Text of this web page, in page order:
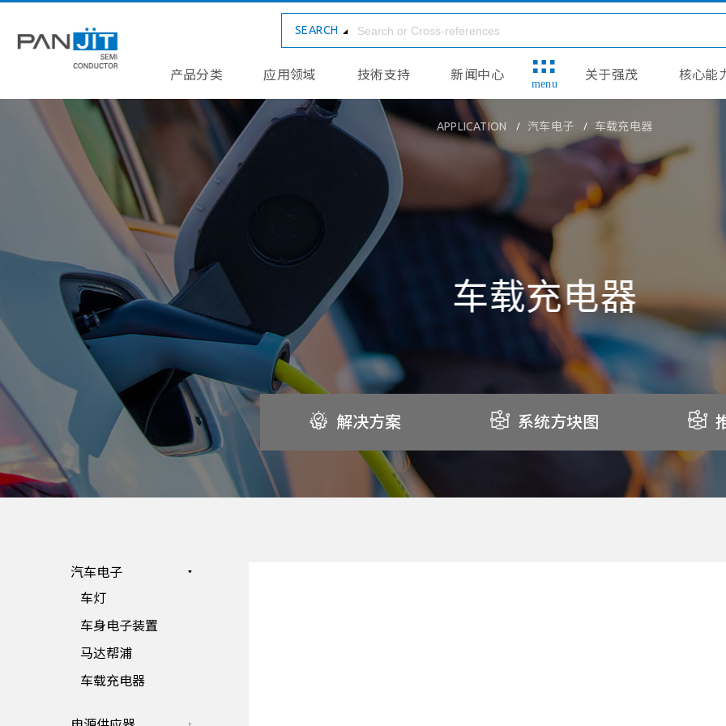
SEARCH
产品分类 应用领域 技術支持 新闻中心
menu
关于强茂 核心能
APPLICATION 汽车电子 车载充电器
车载充电器
解决方案 系统方块图
汽车电子
车灯
车身电子装置
马达帮浦
车载充电器